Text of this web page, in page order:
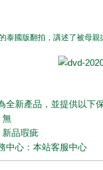
國版翻拍，講述了被母親
全新產品，並提供以下
無
新品瑕疵
中心：本站客服中心